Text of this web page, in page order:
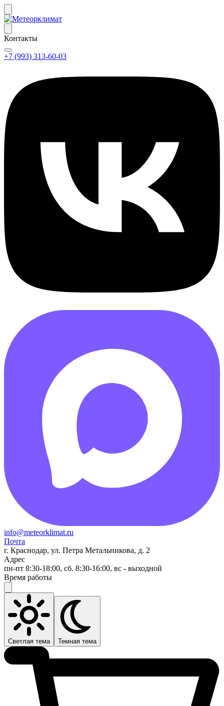
Контакты
+7 (993) 313-60-03
info@meteorklimat.ru
Почта
г. Краснодар, ул. Петра Метальникова, д. 2
Адрес
пн-пт 8:30-18:00, сб. 8:30-16:00, вс - выходной
Время работы
Светлая тема Темная тема